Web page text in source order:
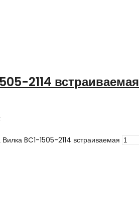
2114 встраиваемая
Вилка BC1-1505-2114 встраиваемая